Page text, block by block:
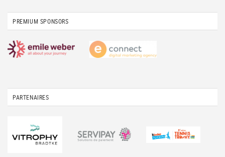
PREMIUM SPONSORS
PARTENAIRES